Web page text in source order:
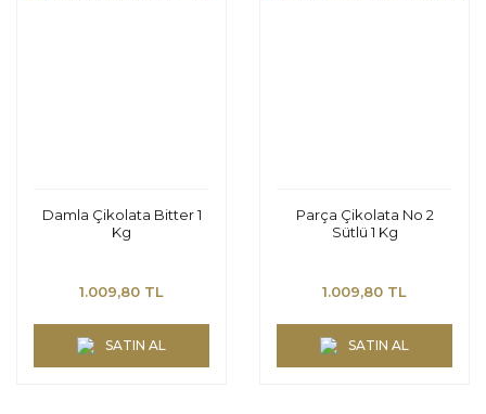
Damla Çikolata Bitter 1
Kg
1.009,80 TL
SATIN AL
Parça Çikolata No 2
Sütlü 1 Kg
1.009,80 TL
SATIN AL